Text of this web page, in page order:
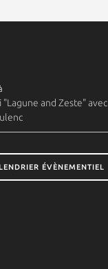
"Lagune and Zeste"
ÉVÈNEMENTIEL